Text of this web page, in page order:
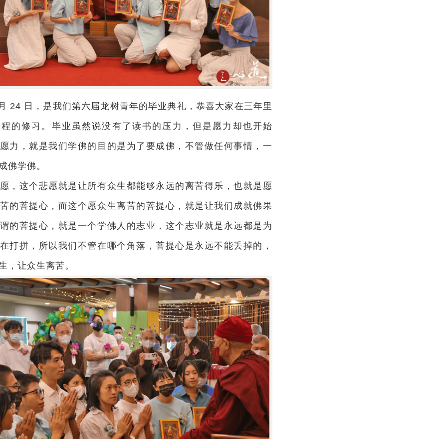
24 日，是我们第六届龙树青年的毕业典礼，恭喜大家在三年里
的修习。毕业虽然说没有了读书的压力，但是愿力却也开始
力，就是我们学佛的目的是为了要成佛，不管做任何事情，一
佛学佛。
，这个悲愿就是让所有众生都能够永远的离苦得乐，也就是愿
的菩提心，而这个愿众生离苦的菩提心，就是让我们成就佛果
的菩提心，就是一个学佛人的志业，这个志业就是永远都是为
打拼，所以我们不管在哪个角落，菩提心是永远不能丢掉的，
，让众生离苦。